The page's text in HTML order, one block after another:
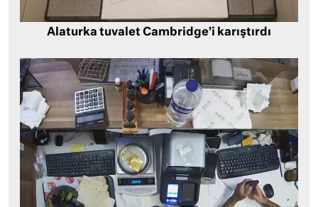
Alaturka tuvalet Cambridge’i karıştırdı